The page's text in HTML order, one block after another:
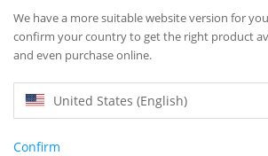
We have a more suitable website version for
confirm your country to get the right product
and even purchase online.
United States (English)
Confirm